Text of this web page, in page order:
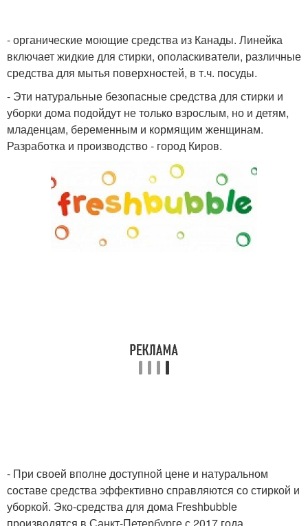
- органические моющие средства из Канады. Линейка
включает жидкие для стирки, ополаскиватели, различные
средства для мытья поверхностей, в т.ч. посуды.
- Эти натуральные безопасные средства для стирки и
уборки дома подойдут не только взрослым, но и детям,
младенцам, беременным и кормящим женщинам.
Разработка и производство - город Киров.
- При своей вполне доступной цене и натуральном
составе средства эффективно справляются со стиркой и
уборкой. Эко-средства для дома Freshbubble
производятся в Санкт-Петербурге с 2017 года.